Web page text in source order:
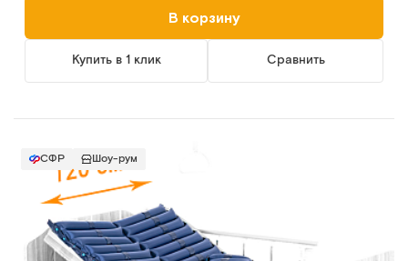
В корзину
Купить в 1 клик Сравнить
СФР Шоу-рум